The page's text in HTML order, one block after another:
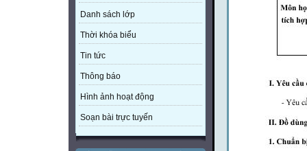
Danh sách lớp
Thời khóa biểu
Tin tức
Thông báo
Hình ảnh hoạt động
Soạn bài trực tuyến